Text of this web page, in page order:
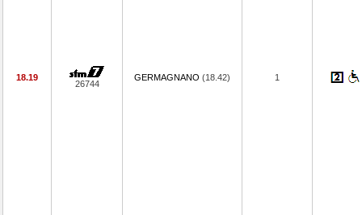
18.19
26744
GERMAGNANO (18.42) 1